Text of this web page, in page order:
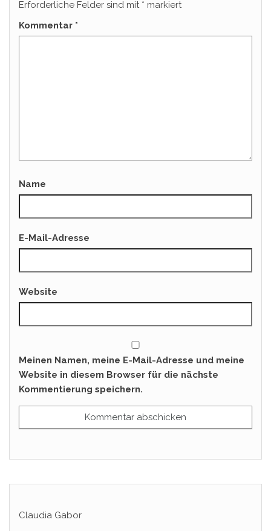
Erforderliche Felder sind mit * markiert
Kommentar *
Name
E-Mail-Adresse
Website
Meinen Namen, meine E-Mail-Adresse und meine
Website in diesem Browser für die nächste
Kommentierung speichern.
Claudia Gabor